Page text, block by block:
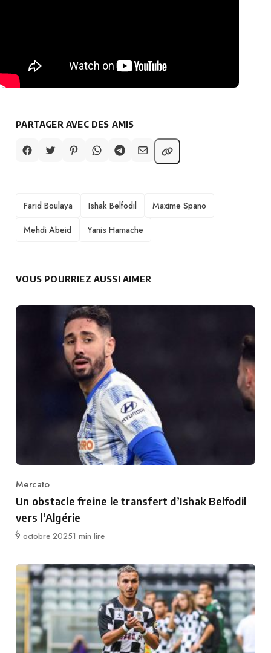
PARTAGER AVEC DES AMIS
Farid Boulaya Ishak Belfodil
Maxime Spano
Mehdi Abeid
Yanis Hamache
VOUS POURRIEZ AUSSI AIMER
Category
Mercato
Un obstacle freine le transfert d’Ishak Belfodil
vers l’Algérie
Publié
9 octobre 20251 min lire